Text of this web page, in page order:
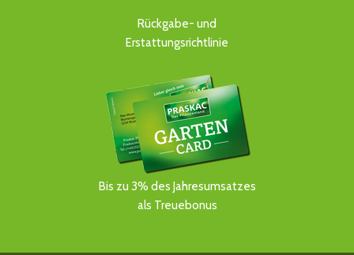
Rückgabe- und
Erstattungsrichtlinie
Bis zu 3% des Jahresumsatzes
als Treuebonus